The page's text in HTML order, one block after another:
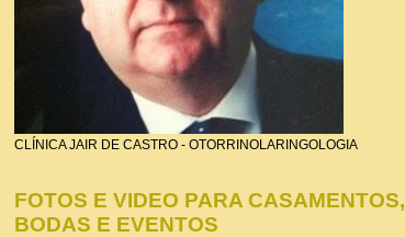
CLÍNICA JAIR DE CASTRO - OTORRINOLARINGOLOGIA
FOTOS E VIDEO PARA CASAMENTOS,
BODAS E EVENTOS